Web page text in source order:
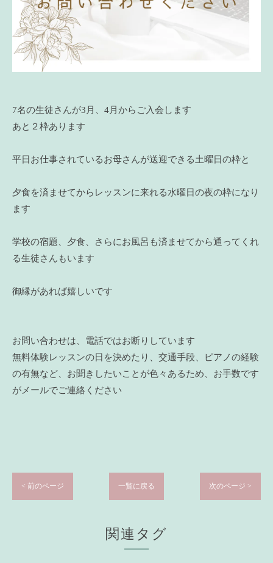
7名の生徒さんが3月、4月からご入会します
あと２枠あります
平日お仕事されているお母さんが送迎できる土曜日の枠と
夕食を済ませてからレッスンに来れる水曜日の夜の枠になり
ます
学校の宿題、夕食、さらにお風呂も済ませてから通ってくれ
る生徒さんもいます
御縁があれば嬉しいです
お問い合わせは、電話ではお断りしています
無料体験レッスンの日を決めたり、交通手段、ピアノの経験
の有無など、お聞きしたいことが色々あるため、お手数です
がメールでご連絡ください
< 前のページ 一覧に戻る 次のページ >
関連タグ